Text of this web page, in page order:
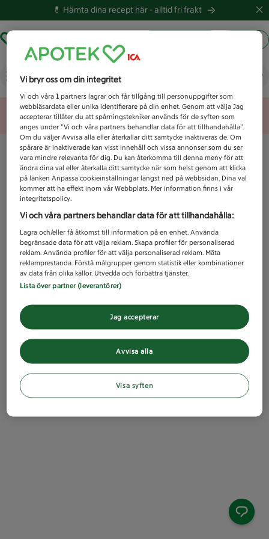
💊 Hämta dina recept här -alltid fri frakt
Vad letar du efter idag?
Unknown error
Vi bryr oss om din integritet
Vi och våra1 partners lagrar och får tillgång till personuppgifter som
webbläsardata eller unika identifierare på din enhet. Genom att välja Jag
accepterar tillåter du att spårningstekniker används för de syften som
anges under ”Vi och våra partners behandlar data för att tillhandahålla”.
Om du väljer Avvisa alla eller återkallar ditt samtycke inaktiveras de. Om
spårare är inaktiverade kan visst innehåll och vissa annonser som du ser
vara mindre relevanta för dig. Du kan återkomma till denna meny för att
ändra dina val eller återkalla ditt samtycke när som helst genom att klicka
på länken Anpassa cookieinställningar längst ned på webbsidan. Dina val
kommer att ha effekt inom vår Webbplats. Mer information finns i vår
integritetspolicy.
Vi och våra partners behandlar data för att tillhandahålla:
Lagra och/eller få åtkomst till information på en enhet. Använda
begränsade data för att välja reklam. Skapa profiler för personaliserad
reklam. Använda profiler för att välja personaliserad reklam. Mäta
reklamprestanda. Förstå målgrupper genom statistik eller kombinationer
av data från olika källor. Utveckla och förbättra tjänster.
Lista över partner (leverantörer)
Avvisa alla
Jag accepterar
Visa syften